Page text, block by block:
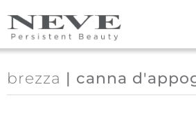
Skip to main content
brezza | canna